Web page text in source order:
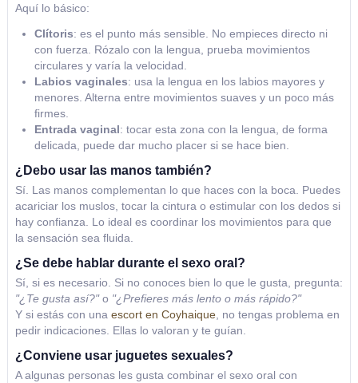
Aquí lo básico:
Clítoris: es el punto más sensible. No empieces directo ni
con fuerza. Rózalo con la lengua, prueba movimientos
circulares y varía la velocidad.
Labios vaginales: usa la lengua en los labios mayores y
menores. Alterna entre movimientos suaves y un poco más
firmes.
Entrada vaginal : tocar esta zona con la lengua, de forma
delicada, puede dar mucho placer si se hace bien.
¿Debo usar las manos también?
Sí. Las manos complementan lo que haces con la boca. Puedes
acariciar los muslos, tocar la cintura o estimular con los dedos si
hay confianza. Lo ideal es coordinar los movimientos para que
la sensación sea fluida.
¿Se debe hablar durante el sexo oral?
Sí, si es necesario. Si no conoces bien lo que le gusta, pregunta:
"¿Te gusta así?"o "¿Prefieres más lento o más rápido?"
Y si estás con una escort en Coyhaique, no tengas problema en
pedir indicaciones. Ellas lo valoran y te guían.
¿Conviene usar juguetes sexuales?
A algunas personas les gusta combinar el sexo oral con